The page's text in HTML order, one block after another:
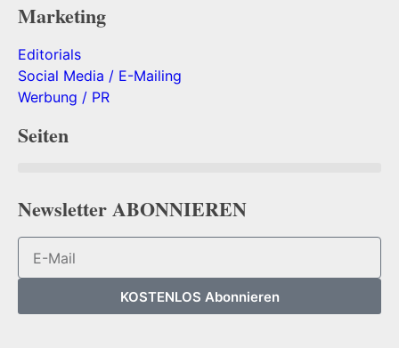
Marketing
Editorials
Social Media / E-Mailing
Werbung / PR
Seiten
Newsletter ABONNIEREN
KOSTENLOS Abonnieren